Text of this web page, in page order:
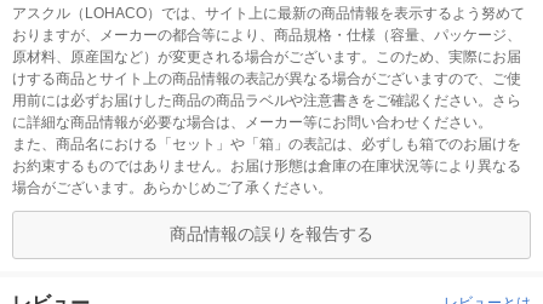
アスクル（LOHACO）では、サイト上に最新の商品情報を表示するよう努めて
おりますが、メーカーの都合等により、商品規格・仕様（容量、パッケージ、
原材料、原産国など）が変更される場合がございます。このため、実際にお届
けする商品とサイト上の商品情報の表記が異なる場合がございますので、ご使
用前には必ずお届けした商品の商品ラベルや注意書きをご確認ください。さら
に詳細な商品情報が必要な場合は、メーカー等にお問い合わせください。
また、商品名における「セット」や「箱」の表記は、必ずしも箱でのお届けを
お約束するものではありません。お届け形態は倉庫の在庫状況等により異なる
場合がございます。あらかじめご了承ください。
商品情報の誤りを報告する